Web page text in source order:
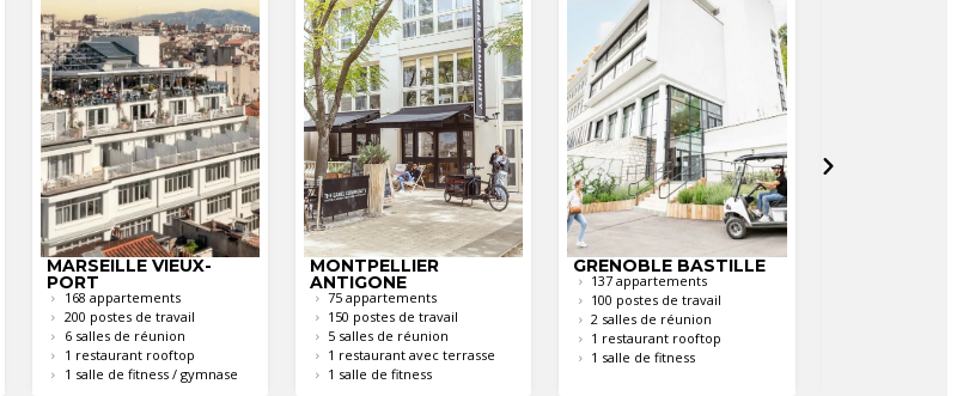
MARSEILLE VIEUX-
PORT
168 appartements
200 postes de travail
6 salles de réunion
1 restaurant rooftop
1 salle de fitness / gymnase
MONTPELLIER
ANTIGONE
75 appartements
150 postes de travail
5 salles de réunion
1 restaurant avec terrasse
1 salle de fitness
GRENOBLE BASTILLE
137 appartements
100 postes de travail
2 salles de réunion
1 restaurant rooftop
1 salle de fitness